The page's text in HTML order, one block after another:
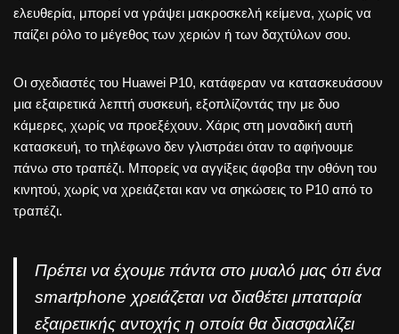
ελευθερία, μπορεί να γράψει μακροσκελή κείμενα, χωρίς να
παίζει ρόλο το μέγεθος των χεριών ή των δαχτύλων σου.
Οι σχεδιαστές του Huawei P10, κατάφεραν να κατασκευάσουν
μια εξαιρετικά λεπτή συσκευή, εξοπλίζοντάς την με δυο
κάμερες, χωρίς να προεξέχουν. Χάρις στη μοναδική αυτή
κατασκευή, το τηλέφωνο δεν γλιστράει όταν το αφήνουμε
πάνω στο τραπέζι. Μπορείς να αγγίξεις άφοβα την οθόνη του
κινητού, χωρίς να χρειάζεται καν να σηκώσεις το P10 από το
τραπέζι.
Πρέπει να έχουμε πάντα στο μυαλό μας ότι ένα
smartphone χρειάζεται να διαθέτει μπαταρία
εξαιρετικής αντοχής η οποία θα διασφαλίζει